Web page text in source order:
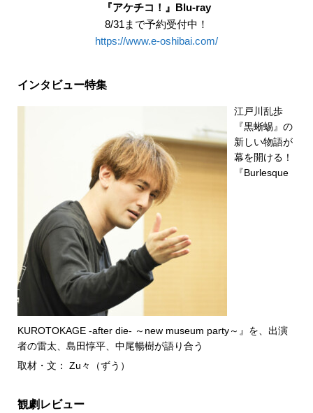
『アケチコ！』Blu-ray
8/31まで予約受付中！
https://www.e-oshibai.com/
インタビュー特集
江戸川乱歩
『黒蜥蜴』の
新しい物語が
幕を開ける！
『Burlesque
KUROTOKAGE -after die- ～new museum party～』を、出演
者の雷太、島田惇平、中尾暢樹が語り合う
取材・文： Zu々（ずう）
観劇レビュー